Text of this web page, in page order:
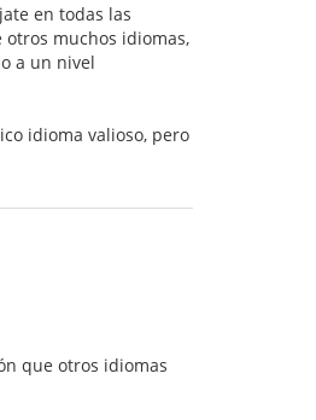
en todas las
muchos idiomas,
a un nivel
idioma valioso, pero
que otros idiomas